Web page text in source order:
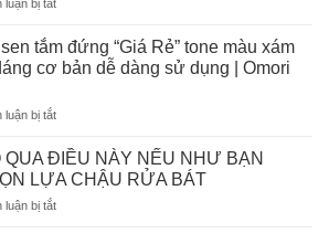
vô
nhanh
hàng
chắc
chắc
biết
dùng
TỦ
luận bị tắt
THỰC
GIAO
HÀNG
NƠI
OMORI
tắm đứng “Giá Rẻ” tone màu xám
cơ bản dễ dàng sử dụng | Omori
luận bị tắtở
hướng
sen
tắm
đứng
ĐIỀU NÀY NẾU NHƯ BẠN
LỰA CHẬU RỬA BÁT
luận bị tắtở